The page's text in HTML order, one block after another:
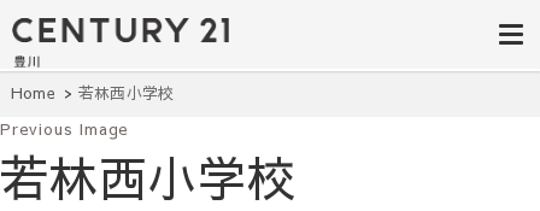
豊田市の中古
住宅・土地・
リノベ物件探
し｜センチュ
リー21豊川
建て・土地探しはセンチュリー21豊
川へ。豊田市内の最新物件情報を随
時更新中！駅近、建築条件無し、ペ
ット可、学区別など、お客様のこだ
単検索。
Home 若林西小学校
Previous Image
若林西小学校